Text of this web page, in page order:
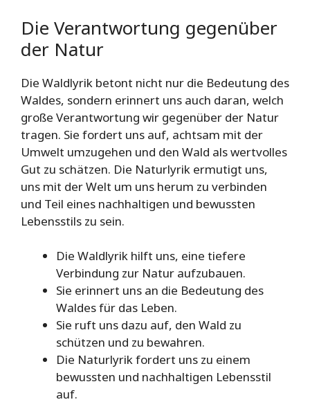
Die Verantwortung gegenüber
der Natur
Die Waldlyrik betont nicht nur die Bedeutung des
Waldes, sondern erinnert uns auch daran, welch
große Verantwortung wir gegenüber der Natur
tragen. Sie fordert uns auf, achtsam mit der
Umwelt umzugehen und den Wald als wertvolles
Gut zu schätzen. Die Naturlyrik ermutigt uns,
uns mit der Welt um uns herum zu verbinden
und Teil eines nachhaltigen und bewussten
Lebensstils zu sein.
Die Waldlyrik hilft uns, eine tiefere
Verbindung zur Natur aufzubauen.
Sie erinnert uns an die Bedeutung des
Waldes für das Leben.
Sie ruft uns dazu auf, den Wald zu
schützen und zu bewahren.
Die Naturlyrik fordert uns zu einem
bewussten und nachhaltigen Lebensstil
auf.